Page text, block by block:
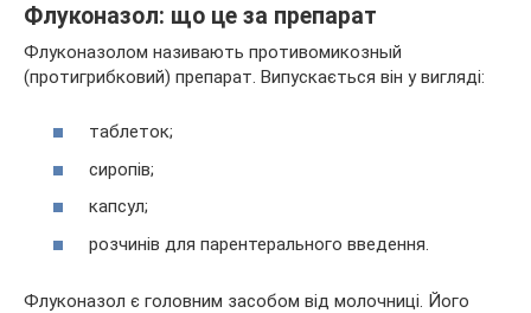
Флуконазол: що це за препарат
Флуконазолом називають противомикозный
(протигрибковий) препарат. Випускається він у вигляді:
таблеток;
сиропів;
капсул;
розчинів для парентерального введення.
Флуконазол є головним засобом від молочниці. Його